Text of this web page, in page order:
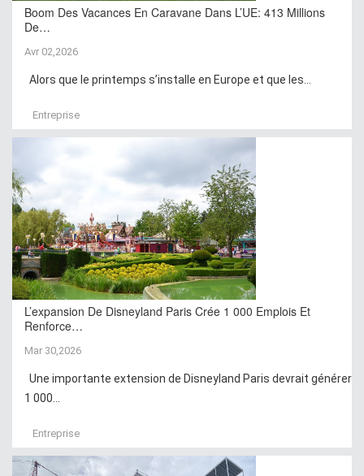
Boom Des Vacances En Caravane Dans L’UE: 413 Millions
De…
Avr 02,2026
Alors que le printemps s’installe en Europe et que les...
Entreprise
L’expansion De Disneyland Paris Crée 1 000 Emplois Et
Renforce…
Mar 30,2026
Une importante extension de Disneyland Paris devrait générer
1 000...
Entreprise